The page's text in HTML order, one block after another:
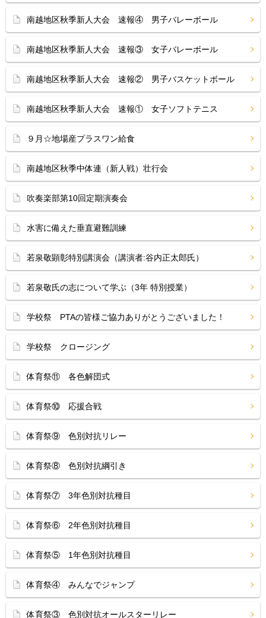
南越地区秋季新人大会 速報④ 男子バレーボール
南越地区秋季新人大会 速報③ 女子バレーボール
南越地区秋季新人大会 速報② 男子バスケットボール
南越地区秋季新人大会 速報① 女子ソフトテニス
９月☆地場産プラスワン給食
南越地区秋季中体連（新人戦）壮行会
吹奏楽部第10回定期演奏会
水害に備えた垂直避難訓練
若泉敬顕彰特別講演会（講演者:谷内正太郎氏）
若泉敬氏の志について学ぶ（3年 特別授業）
学校祭 PTAの皆様ご協力ありがとうございました！
学校祭 クロージング
体育祭⑪ 各色解団式
体育祭⑩ 応援合戦
体育祭⑨ 色別対抗リレー
体育祭⑧ 色別対抗綱引き
体育祭⑦ 3年色別対抗種目
体育祭⑥ 2年色別対抗種目
体育祭⑤ 1年色別対抗種目
体育祭④ みんなでジャンプ
体育祭③ 色別対抗オールスターリレー